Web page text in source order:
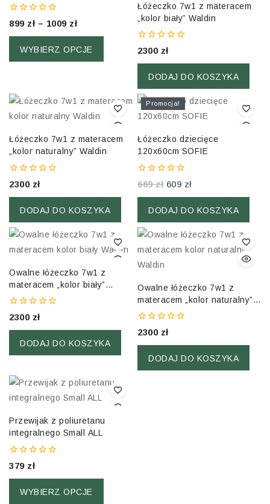
0
of
899 zł – 1009 zł
WYBIERZ OPCJE
Łóżeczko 7w1 z materacem
„kolor biały” Waldin
0
of
2300 zł
DODAJ DO KOSZYKA
Łóżeczko 7w1 z materacem
„kolor naturalny” Waldin
0
out
of
2300 zł
DODAJ DO KOSZYKA
Promocja!
Łóżeczko dziecięce
120x60cm SOFIE
0
out
of
669zł 609 zł
DODAJ DO KOSZYKA
Owalne łóżeczko 7w1 z
materacem „kolor biały”
Waldin
0
of
2300 zł
DODAJ DO KOSZYKA
Owalne łóżeczko 7w1 z
materacem „kolor naturalny”
Waldin
0
of
2300 zł
DODAJ DO KOSZYKA
Przewijak z poliuretanu
integralnego Small ALL
0
of
379 zł
WYBIERZ OPCJE